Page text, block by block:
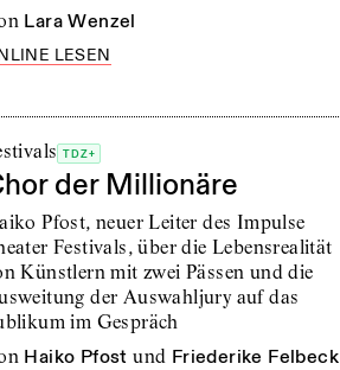
Lara Wenzel
LESEN
TDZ+
der Millionäre
Pfost, neuer Leiter des Impulse
Festivals, über die Lebensrealität
Künstlern mit zwei Pässen und die
der Auswahljury auf das
im Gespräch
Haiko Pfost und Friederike Felbeck